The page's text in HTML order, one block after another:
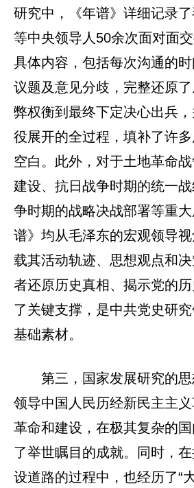
研究中，《年谱》详细记录
等中央领导人50余次面对面
具体内容，包括每次沟通的
议题及意见分歧，完整还原
弊权衡到最终下定决心出兵
役展开的全过程，填补了许
空白。此外，对于土地革命
建设、抗日战争时期的统一
争时期的战略决战部署等重
谱》均从毛泽东的宏观领导
载其活动轨迹、思想观点和
者还原历史真相、揭示党的
了关键支撑，是中共党史研
基础素材。
第三，国家发展研究的
领导中国人民历经新民主主
革命和建设，在极其复杂的
了举世瞩目的成就。同时，
设道路的过程中，也经历了“